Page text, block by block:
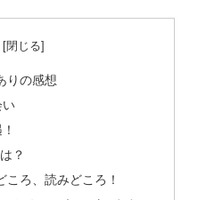
りの感想
い
？
ころ、読みどころ！